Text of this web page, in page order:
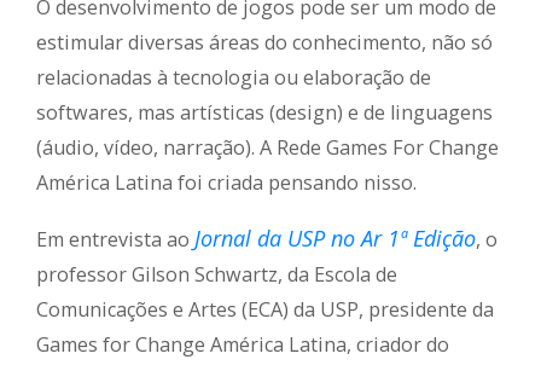
O desenvolvimento de jogos pode ser um modo de
estimular diversas áreas do conhecimento, não só
relacionadas à tecnologia ou elaboração de
softwares, mas artísticas (design) e de linguagens
(áudio, vídeo, narração). A Rede Games For Change
América Latina foi criada pensando nisso.
Em entrevista ao Jornal da USP no Ar 1ª Edição, o
professor Gilson Schwartz, da Escola de
Comunicações e Artes (ECA) da USP, presidente da
Games for Change América Latina, criador do